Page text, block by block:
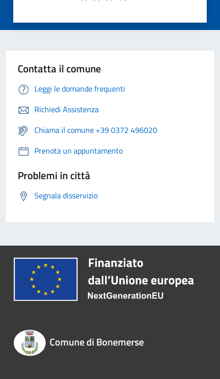
Contatta il comune
Leggi le domande frequenti
Richiedi Assistenza
Chiama il comune +39 0372 496020
Prenota un appuntamento
Problemi in città
Segnala disservizio
Comune di Bonemerse